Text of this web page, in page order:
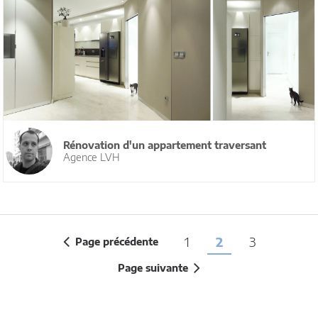
Rénovation d'un appartement traversant
Agence LVH
Page précédente 1 2 3
Page suivante